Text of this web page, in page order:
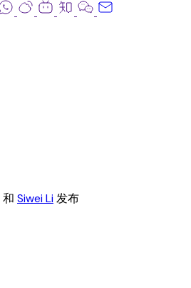
和 Siwei Li发布